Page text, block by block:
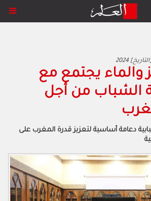
والماء يجتمع مع
الشباب من أجل
دعامة أساسية لتعزيز قدرة المغرب على